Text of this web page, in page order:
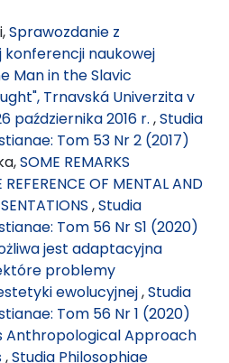
Sprawozdanie z
naukowej
Man in the Slavic
Trnavská Univerzita v
października 2016 r. ,Studia
Tom 53 Nr 2 (2017)
SOME REMARKS
OF MENTAL AND
,Studia
Tom 56 Nr S1 (2020)
jest adaptacyjna
problemy
ewolucyjnej,Studia
Tom 56 Nr 1 (2020)
Anthropological Approach
,Studia Philosophiae